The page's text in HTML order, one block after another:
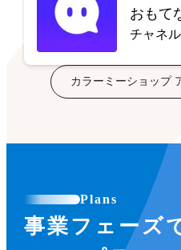
おもて
チャネ
カラーミーショップ
Plans
事業フェーズ